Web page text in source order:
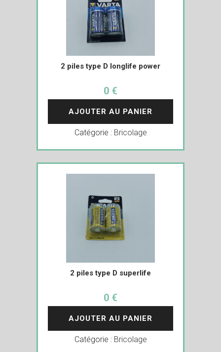
2 piles type D longlife power
0 €
AJOUTER AU PANIER
Catégorie : Bricolage
2 piles type D superlife
0 €
AJOUTER AU PANIER
Catégorie : Bricolage